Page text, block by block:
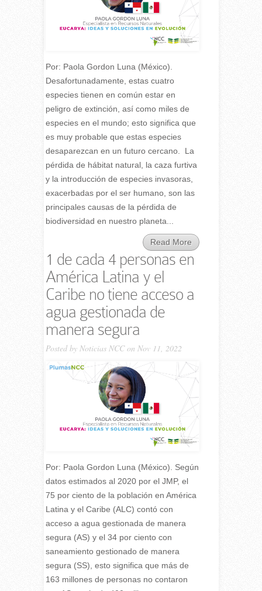
Por: Paola Gordon Luna (México).
Desafortunadamente, estas cuatro
especies tienen en común estar en
peligro de extinción, así como miles de
especies en el mundo; esto significa que
es muy probable que estas especies
desaparezcan en un futuro cercano. La
pérdida de hábitat natural, la caza furtiva
y la introducción de especies invasoras,
exacerbadas por el ser humano, son las
principales causas de la pérdida de
biodiversidad en nuestro planeta...
Read More
1 de cada 4 personas en
América Latina y el
Caribe no tiene acceso a
agua gestionada de
manera segura
Posted by Noticias NCCon Nov 11, 2022
Por: Paola Gordon Luna (México). Según
datos estimados al 2020 por el JMP, el
75 por ciento de la población en América
Latina y el Caribe (ALC) contó con
acceso a agua gestionada de manera
segura (AS) y el 34 por ciento con
saneamiento gestionado de manera
segura (SS), esto significa que más de
163 millones de personas no contaron